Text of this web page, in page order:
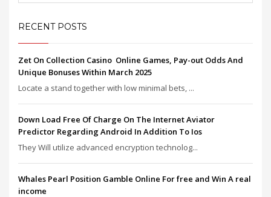
RECENT POSTS
Zet On Collection Casino ️ Online Games, Pay-out Odds And
Unique Bonuses Within March 2025
Locate a stand together with low minimal bets, ...
Down Load Free Of Charge On The Internet Aviator
Predictor Regarding Android In Addition To Ios
They Will utilize advanced encryption technolog...
Whales Pearl Position Gamble Online For free and Win A real
income